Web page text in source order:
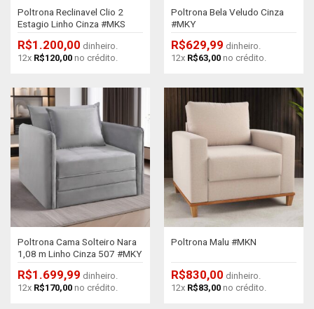
Poltrona Reclinavel Clio 2
Estagio Linho Cinza #MKS
R$1.200,00 dinheiro.
12x R$120,00no crédito.
Poltrona Bela Veludo Cinza
#MKY
R$629,99 dinheiro.
12x R$63,00no crédito.
Poltrona Cama Solteiro Nara
1,08 m Linho Cinza 507 #MKY
R$1.699,99 dinheiro.
12x R$170,00no crédito.
Poltrona Malu #MKN
R$830,00 dinheiro.
12x R$83,00no crédito.